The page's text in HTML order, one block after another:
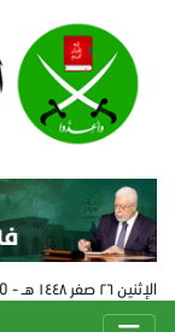
الإثنين ٢٦ صفر ١٤٤٨ هـ - 10 أغسطس 2026 م - الساعة 03:42 م